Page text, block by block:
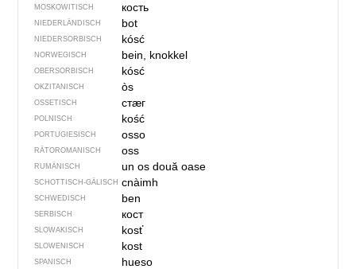
MOSKOWITISCH кость
NIEDERLÄNDISCH bot
NIEDERSORBISCH kósć
NORWEGISCH bein, knokkel
OBERSORBISCH kósć
OKZITANISCH òs
OSSETISCH стӕг
POLNISCH kość
PORTUGIESISCH osso
RÄTOROMANISCH oss
RUMÄNISCH un osdouă oase
SCHOTTISCH-GÄLISCH cnàimh
SCHWEDISCH ben
SERBISCH кост
SLOWAKISCH kosť
SLOWENISCH kost
SPANISCH hueso